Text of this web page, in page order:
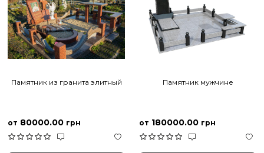
Памятник из гранита элитный
от 80000.00 грн
Памятник мужчине
от 180000.00 грн